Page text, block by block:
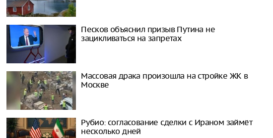
Песков объяснил призыв Путина не
зацикливаться на запретах
Массовая драка произошла на стройке ЖК в
Москве
Рубио: согласование сделки с Ираном займёт
несколько дней